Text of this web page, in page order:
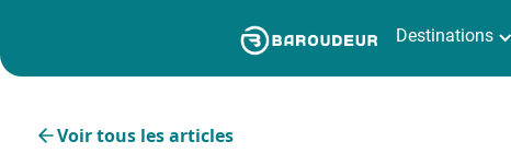
Destinations
Voir tous les articles